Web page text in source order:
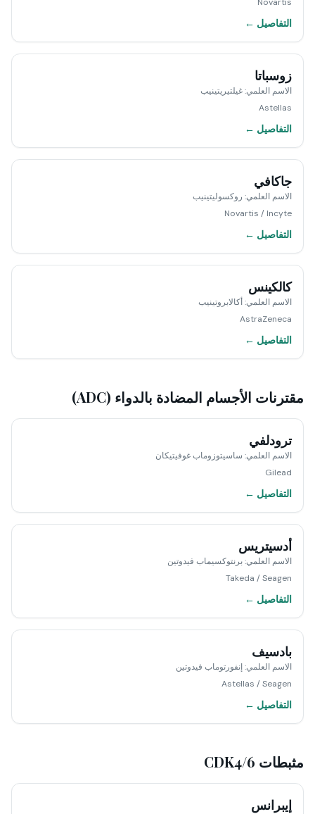
التفاصيل ←
زوسباتا
الاسم العلمي:غيلتيريتينيب
Astellas
التفاصيل ←
جاكافي
الاسم العلمي: روكسوليتينيب
Novartis / Incyte
التفاصيل ←
كالكينس
الاسم العلمي:أكالابروتينيب
AstraZeneca
التفاصيل ←
مقترنات الأجسام المضادة بالدواء (ADC)
ترودلفي
الاسم العلمي: ساسيتوزوماب غوفيتيكان
Gilead
التفاصيل ←
أدسيتريس
الاسم العلمي:برنتوكسيماب فيدوتين
Takeda / Seagen
التفاصيل ←
بادسيف
الاسم العلمي:إنفورتوماب فيدوتين
Astellas / Seagen
التفاصيل ←
مثبطات CDK4/6
إيبرانس